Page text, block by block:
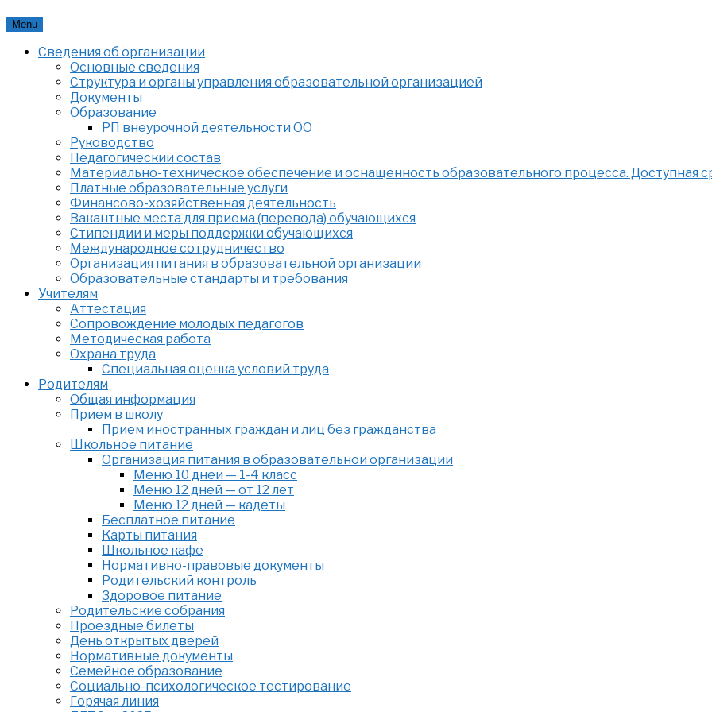
Skip
content
Menu
Сведения об организации
Основные сведения
Структура и органы управления образовательной организацией
Документы
Образование
РП внеурочной деятельности ОО
Руководство
Педагогический состав
Материально-техническое обеспечение и оснащенность образовательного процесса. Доступная
Платные образовательные услуги
Финансово-хозяйственная деятельность
Вакантные места для приема (перевода) обучающихся
Стипендии и меры поддержки обучающихся
Международное сотрудничество
Организация питания в образовательной организации
Образовательные стандарты и требования
Учителям
Аттестация
Сопровождение молодых педагогов
Методическая работа
Охрана труда
Специальная оценка условий труда
Родителям
Общая информация
Прием в школу
Прием иностранных граждан и лиц без гражданства
Школьное питание
Организация питания в образовательной организации
Меню 10 дней — 1-4 класс
Меню 12 дней — от 12 лет
Меню 12 дней — кадеты
Бесплатное питание
Карты питания
Школьное кафе
Нормативно-правовые документы
Родительский контроль
Здоровое питание
Родительские собрания
Проездные билеты
День открытых дверей
Нормативные документы
Семейное образование
Cоциально-психологическое тестирование
Горячая линия